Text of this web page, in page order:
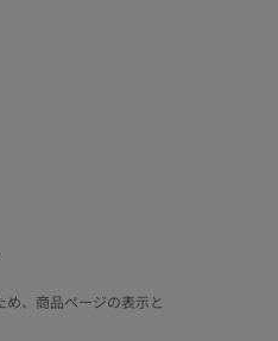
、商品ページの表示と